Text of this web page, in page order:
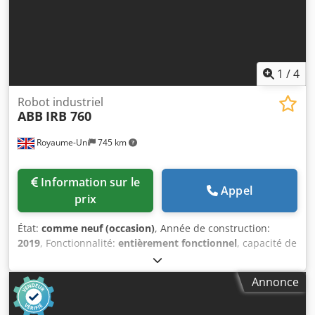
1 /4
Royaume-Uni 745 km
Robot industriel
ABB IRB 760
prix
Appel
État: comme neuf (occasion), Année de construction:
2019, Fonctionnalité: entièrement fonctionnel, capacité de
, portée du bras:
pivotement:360 °, fabricant de contrôleurs:ABB, modèle
de contrôleur:
, largeur de l'armoire de commande:
1 000 mm
Annonce